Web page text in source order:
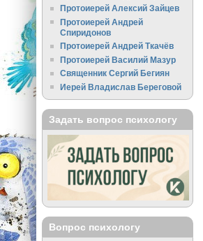
Протоиерей Алексий Зайцев
Протоиерей Андрей
Спиридонов
Протоиерей Андрей Ткачёв
Протоиерей Василий Мазур
Священник Сергий Бегиян
Иерей Владислав Береговой
Задать вопрос психологу
Вопрос психологу